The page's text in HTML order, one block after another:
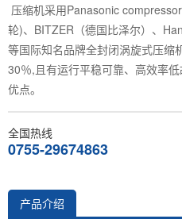
压缩机采用Panasonic
轮)、BITZER（德国比泽尔）、
等国际知名品牌全封闭涡旋式压缩
30％,且有运行平稳可靠、高效率
优点。
全国热线
0755-29674863
产品介绍